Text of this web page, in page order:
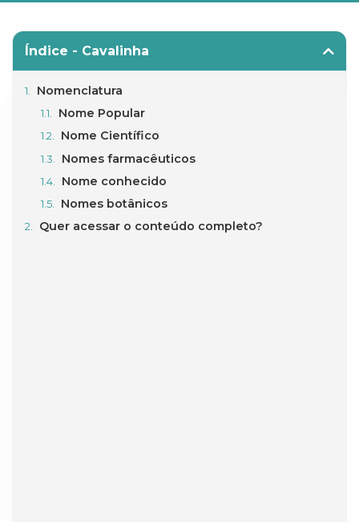
Índice - Cavalinha
Nomenclatura
Nome Popular
Nome Científico
Nomes farmacêuticos
Nome conhecido
Nomes botânicos
Quer acessar o conteúdo completo?